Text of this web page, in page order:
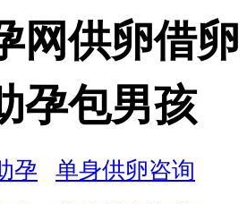
网供卵借卵
孕包男孩
孕
单身供卵咨询